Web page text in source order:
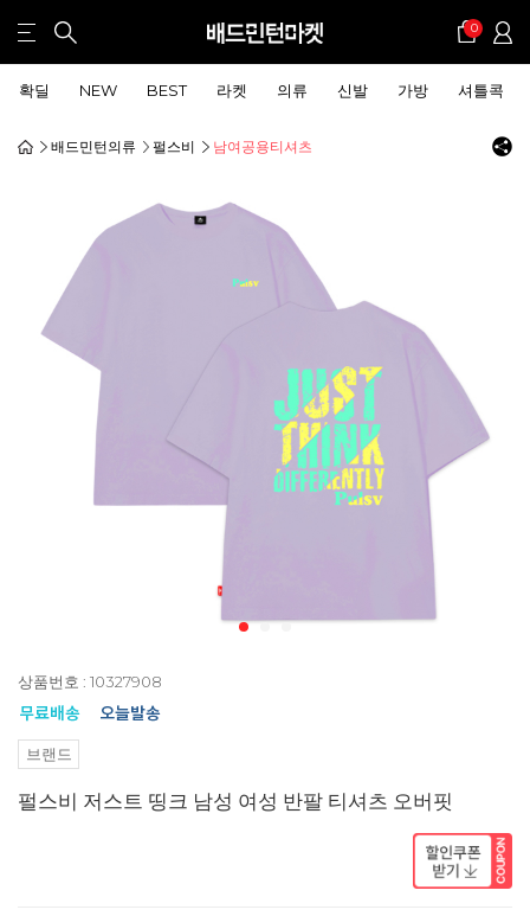
0
확딜 NEW BEST 라켓 의류 신발 가방 셔틀콕
배드민턴의류 펄스비 남여공용티셔츠
상품번호 : 10327908
브랜드
펄스비 저스트 띵크 남성 여성 반팔 티셔츠 오버핏